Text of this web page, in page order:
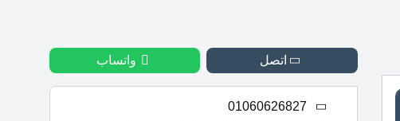
اتصل واتساب
01060626827